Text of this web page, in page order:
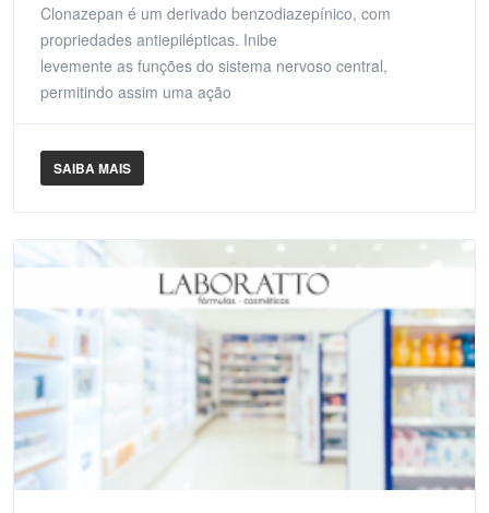
Clonazepan é um derivado benzodiazepínico, com
propriedades antiepilépticas. Inibe
levemente as funções do sistema nervoso central,
permitindo assim uma ação
SAIBA MAIS